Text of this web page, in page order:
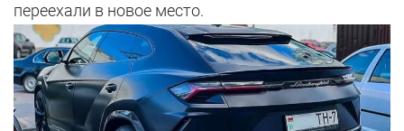
переехали в новое место.